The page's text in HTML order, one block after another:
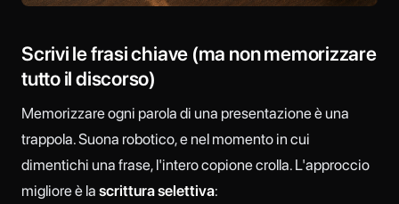
Scrivi le frasi chiave (ma non memorizzare
tutto il discorso)
Memorizzare ogni parola di una presentazione è una
trappola. Suona robotico, e nel momento in cui
dimentichi una frase, l'intero copione crolla. L'approccio
migliore è la scrittura selettiva: